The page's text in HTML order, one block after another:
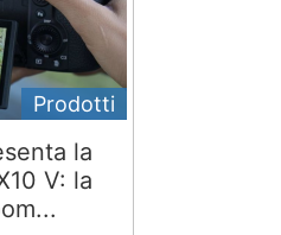
Prodotti
la
V: la